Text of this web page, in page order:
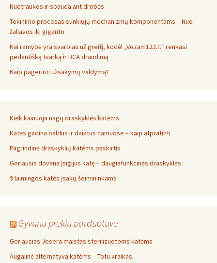
Nuotraukos ir spauda ant drobės
Tekinimo procesas sunkiųjų mechanizmų komponentams – Nuo
žaliavos iki giganto
Kai ramybė yra svarbiau už greitį, kodėl „Vezam123.lt“ renkasi
pedantišką tvarką ir BCA draudimą
Kaip pagerinti užsakymų valdymą?
Kiek kainuoja nagų draskyklės katėms
Katės gadina baldus ir daiktus namuose – kaip atpratinti
Pagrindinė draskyklių katėms paskirtis
Geriausia dovana įsigijus katę – daugiafunkcinės draskyklės
9 laimingos katės įsakų šeimininkams
Gyvunu prekiu parduotuve
Geriausias Josera maistas sterilizuotoms katėms
Augalinė alternatyva katėms – Tofu kraikas